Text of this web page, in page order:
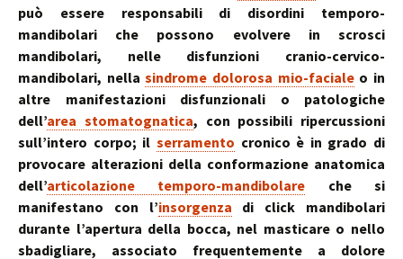
può essere responsabili di disordini temporo-
mandibolari che possono evolvere in scrosci
mandibolari, nelle disfunzioni cranio-cervico-
mandibolari, nellasindrome dolorosa mio-facialeo in
altre manifestazioni disfunzionali o patologiche
dell’area stomatognatica, con possibili ripercussioni
sull’intero corpo; il serramento cronico è in grado di
provocare alterazioni della conformazione anatomica
dell’articolazione temporo-mandibolare che si
manifestano con l’insorgenza di click mandibolari
durante l’apertura della bocca, nel masticare o nello
sbadigliare, associato frequentemente a dolore